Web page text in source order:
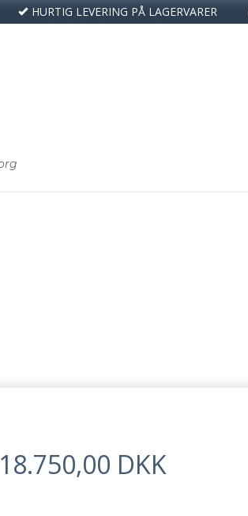
HURTIG LEVERING PÅ LAGERVARER
18.750,00 DKK